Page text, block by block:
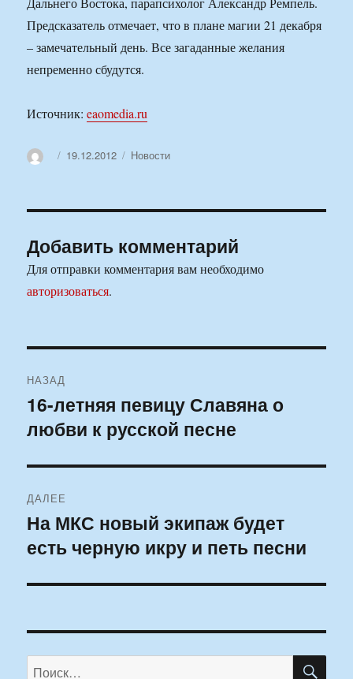
Предсказатель отмечает, что в плане магии 21 декабря
– замечательный день. Все загаданные желания
непременно сбудутся.
Источник:eaomedia.ru
АвторОпубликовано
19.12.2012 Рубрики
Новости
Добавить комментарий
Для отправки комментария вам необходимо
авторизоваться.
по
записям
НАЗАД
Предыдущая
запись:
16-летняя певицу Славяна о
любви к русской песне
ДАЛЕЕ
Следующая
запись:
На МКС новый экипаж будет
есть черную икру и петь песни
Искать: